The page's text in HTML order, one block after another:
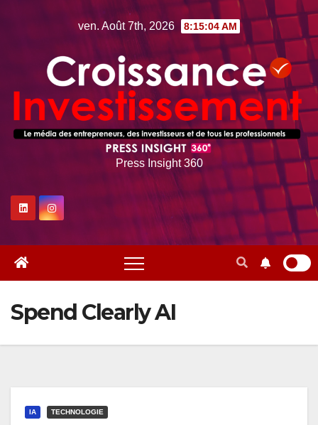
ven. Août 7th, 2026 8:15:04 AM
Press Insight 360
Spend Clearly AI
IA TECHNOLOGIE